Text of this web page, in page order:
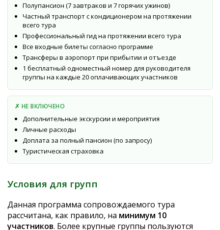
Полупансион (7 завтраков и 7 горячих ужинов)
Частный транспорт с кондиционером на протяжении
всего тура
Профессиональный гид на протяжении всего тура
Все входные билеты согласно программе
Трансферы в аэропорт при прибытии и отъезде
1 бесплатный одноместный номер для руководителя
группы на каждые 20 оплачивающих участников
✗ НЕ ВКЛЮЧЕНО
Дополнительные экскурсии и мероприятия
Личные расходы
Доплата за полный пансион (по запросу)
Туристическая страховка
Условия для групп
Данная программа сопровождаемого тура
рассчитана, как правило, на минимум 10
участников. Более крупные группы пользуются